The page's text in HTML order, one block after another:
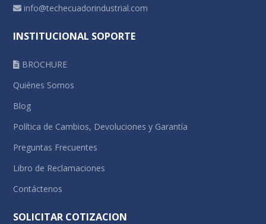
info@techecuadorindustrial.com
INSTITUCIONAL SOPORTE
BROCHURE
Quiénes Somos
Blog
Política de Cambios, Devoluciones y Garantía
Preguntas Frecuentes
Libro de Reclamaciones
Contáctenos
SOLICITAR COTIZACION